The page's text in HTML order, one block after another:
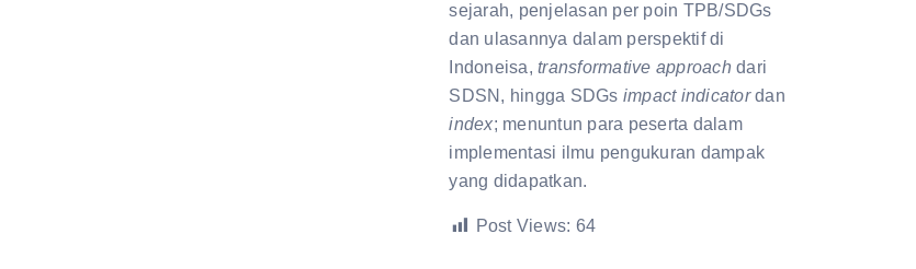
sejarah, penjelasan per poin TPB/SDGs
dan ulasannya dalam perspektif di
Indoneisa,transformative approach dari
SDSN, hingga SDGs impact indicatordan
index; menuntun para peserta dalam
implementasi ilmu pengukuran dampak
yang didapatkan.
Post Views: 64